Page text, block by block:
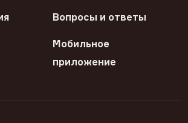
Вопросы и ответы
Мобильное
приложение